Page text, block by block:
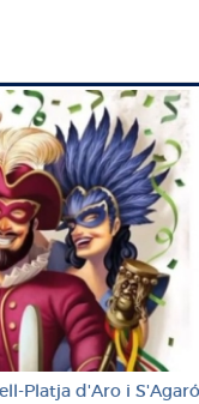
Platja d'Aro i S'Agaró